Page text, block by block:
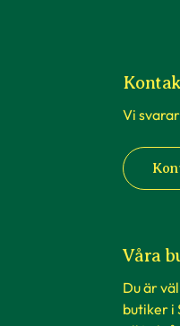
Vi
Våra
Du är
butiker i